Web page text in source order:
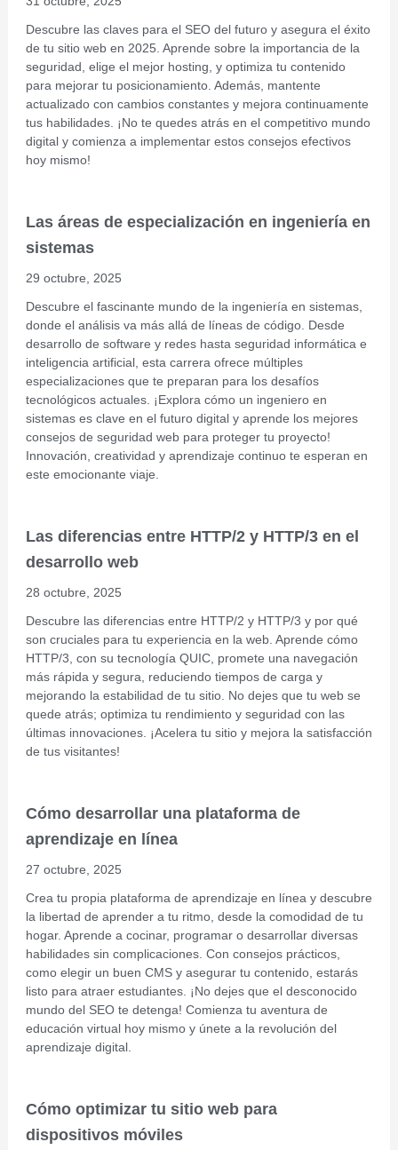
Descubre las claves para el SEO del futuro y asegura el éxito
de tu sitio web en 2025. Aprende sobre la importancia de la
seguridad, elige el mejor hosting, y optimiza tu contenido
para mejorar tu posicionamiento. Además, mantente
actualizado con cambios constantes y mejora continuamente
tus habilidades. ¡No te quedes atrás en el competitivo mundo
digital y comienza a implementar estos consejos efectivos
hoy mismo!
Las áreas de especialización en ingeniería en
sistemas
29 octubre, 2025
Descubre el fascinante mundo de la ingeniería en sistemas,
donde el análisis va más allá de líneas de código. Desde
desarrollo de software y redes hasta seguridad informática e
inteligencia artificial, esta carrera ofrece múltiples
especializaciones que te preparan para los desafíos
tecnológicos actuales. ¡Explora cómo un ingeniero en
sistemas es clave en el futuro digital y aprende los mejores
consejos de seguridad web para proteger tu proyecto!
Innovación, creatividad y aprendizaje continuo te esperan en
este emocionante viaje.
Las diferencias entre HTTP/2 y HTTP/3 en el
desarrollo web
28 octubre, 2025
Descubre las diferencias entre HTTP/2 y HTTP/3 y por qué
son cruciales para tu experiencia en la web. Aprende cómo
HTTP/3, con su tecnología QUIC, promete una navegación
más rápida y segura, reduciendo tiempos de carga y
mejorando la estabilidad de tu sitio. No dejes que tu web se
quede atrás; optimiza tu rendimiento y seguridad con las
últimas innovaciones. ¡Acelera tu sitio y mejora la satisfacción
de tus visitantes!
Cómo desarrollar una plataforma de
aprendizaje en línea
27 octubre, 2025
Crea tu propia plataforma de aprendizaje en línea y descubre
la libertad de aprender a tu ritmo, desde la comodidad de tu
hogar. Aprende a cocinar, programar o desarrollar diversas
habilidades sin complicaciones. Con consejos prácticos,
como elegir un buen CMS y asegurar tu contenido, estarás
listo para atraer estudiantes. ¡No dejes que el desconocido
mundo del SEO te detenga! Comienza tu aventura de
educación virtual hoy mismo y únete a la revolución del
aprendizaje digital.
Cómo optimizar tu sitio web para
dispositivos móviles